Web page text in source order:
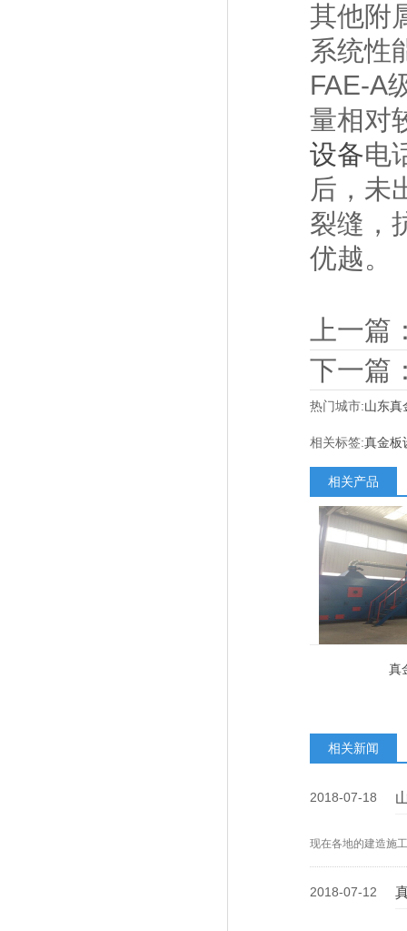
其他附
系统性
FAE-A
量相对
设备电
后，未
裂缝，
优越。
上一篇
下一篇
热门城市:山东真
相关标签:真金板
相关产品
真
相关新闻
2018-07-18
现在各地的建造施
2018-07-12